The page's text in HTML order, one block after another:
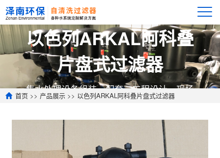
以色列ARKAL阿科叠
片盘式过滤器
集水处理设备组装、配套、工程设计、现场
首页 >> 产品展示 >> 以色列ARKAL阿科叠片盘式过滤器